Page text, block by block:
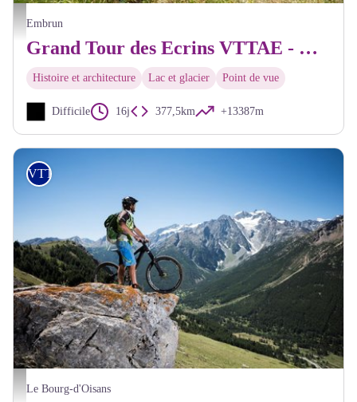
En descendant vers le Ponteil - Parc national Ecrins - Thibaut Blais
Embrun
Grand Tour des Ecrins VTTAE - Grande Traversée VTT-FFC
Histoire et architecture Lac et glacier Point de vue
Difficile 16j 377,5km +13387m
Sur le chemin du Roy - Parc national Ecrins - Carlos Ayesta
VTT
Le Bourg-d'Oisans